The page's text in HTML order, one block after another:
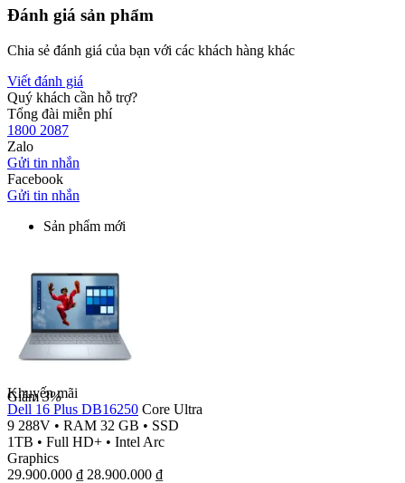
Đánh giá sản phẩm
Chia sẻ đánh giá của bạn với các khách hàng khác
Viết đánh giá
Quý khách cần hỗ trợ?
Tổng đài miễn phí
1800 2087
Zalo
Gửi tin nhắn
Facebook
Gửi tin nhắn
Sản phẩm mới
Giảm3%
Khuyến mãi
Dell 16 Plus DB16250 Core Ultra
9 288V • RAM 32 GB • SSD
1TB • Full HD+ • Intel Arc
Graphics
29.900.000 ₫ 28.900.000 ₫